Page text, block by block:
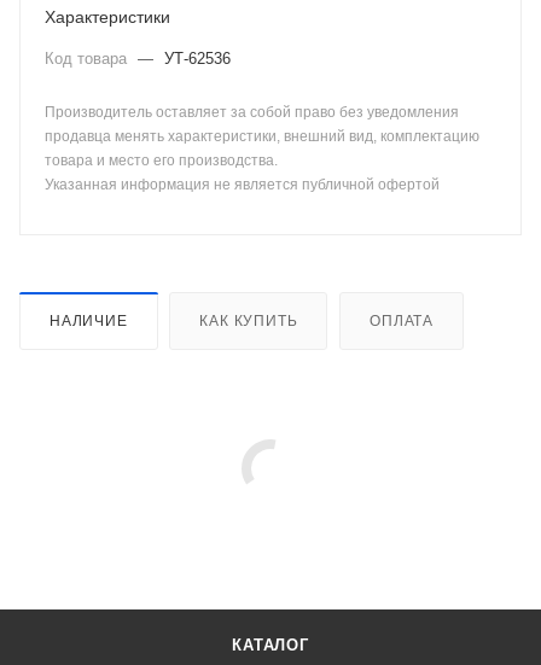
Характеристики
Код товара — УТ-62536
Производитель оставляет за собой право без уведомления
продавца менять характеристики, внешний вид, комплектацию
товара и место его производства.
Указанная информация не является публичной офертой
НАЛИЧИЕ КАК КУПИТЬ ОПЛАТА
КАТАЛОГ